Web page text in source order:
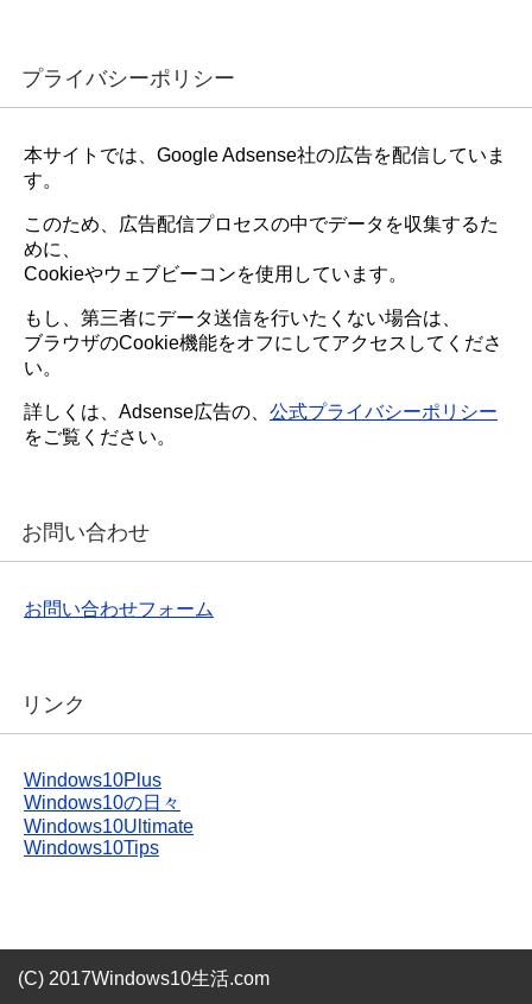
プライバシーポリシー
本サイトでは、Google Adsense社の広告を配信していま
す。
このため、広告配信プロセスの中でデータを収集するた
めに、
Cookieやウェブビーコンを使用しています。
もし、第三者にデータ送信を行いたくない場合は、
ブラウザのCookie機能をオフにしてアクセスしてくださ
い。
詳しくは、Adsense広告の、 公式プライバシーポリシー
をご覧ください。
お問い合わせ
お問い合わせフォーム
リンク
Windows10Plus
Windows10の日々
Windows10Ultimate
Windows10Tips
(C) 2017Windows10生活.com